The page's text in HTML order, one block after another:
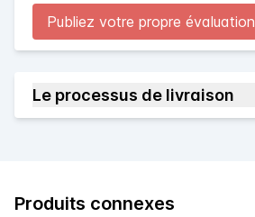
Publiez votre propre évaluation
Le processus de livraison
Produits connexes